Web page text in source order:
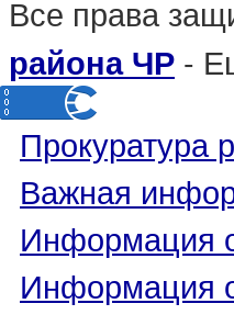
Все права
района ЧР -
Прокуратура
Важная
Информация
Информация